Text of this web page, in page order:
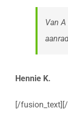
Van
Hennie K.
[/